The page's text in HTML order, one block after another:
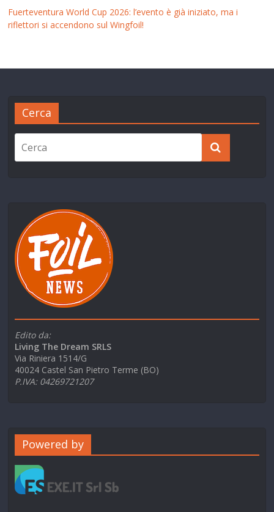
Fuerteventura World Cup 2026: l’evento è già iniziato, ma i
riflettori si accendono sul Wingfoil!
Cerca
Edito da:
Living The Dream SRLS
Via Riniera 1514/G
40024 Castel San Pietro Terme (BO)
P.IVA: 04269721207
Powered by